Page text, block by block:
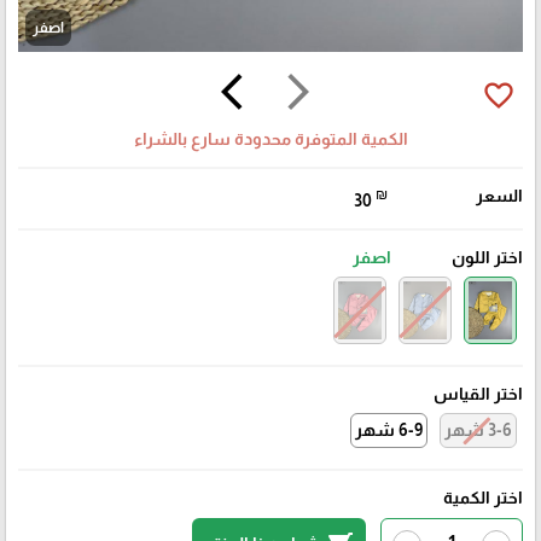
اصفر
arrow_forward_ios
arrow_back_ios favorite_border
الكمية المتوفرة محدودة سارع بالشراء
السعر 30 ₪
اختر اللون اصفر
اختر القياس
3-6 شهر
6-9 شهر
اختر الكمية